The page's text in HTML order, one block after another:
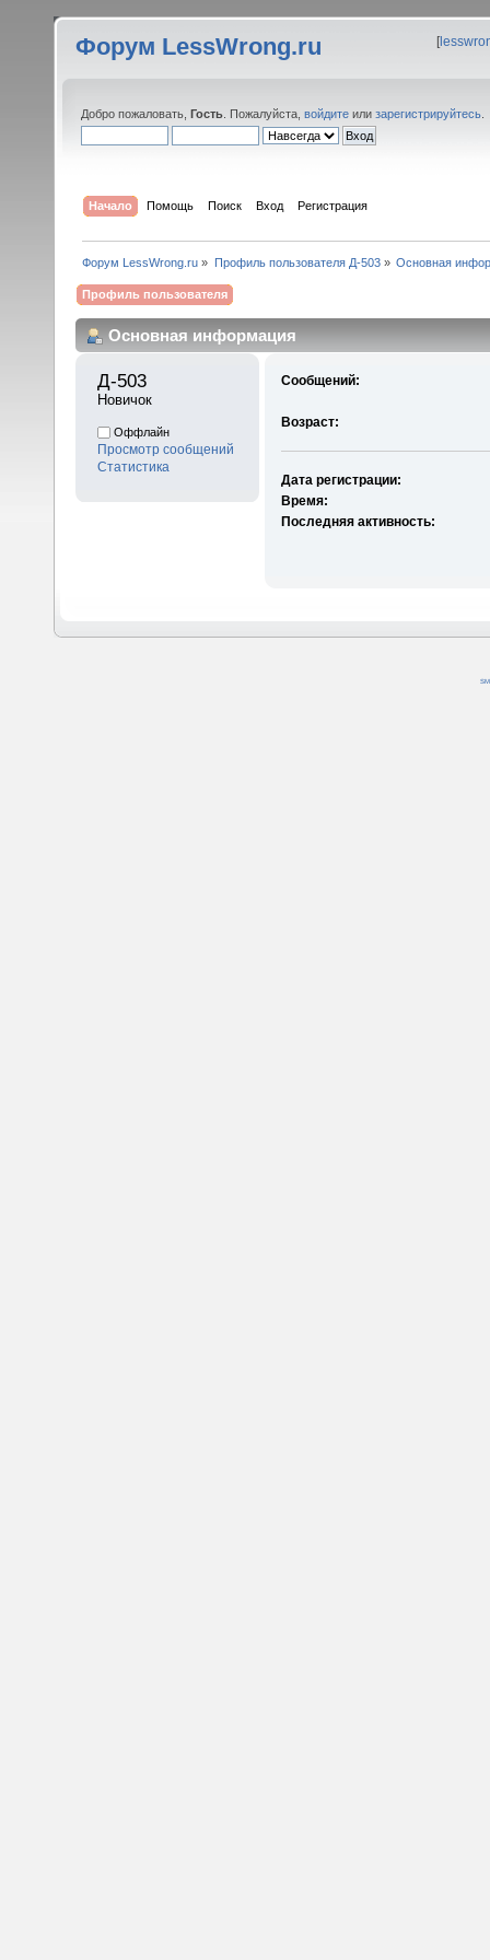
Форум LessWrong.ru [
Добро пожаловать, Гость . Пожалуйста, войдите или зарегистрируйтесь
Начало Помощь Поиск Вход Регистрация
Форум LessWrong.ru » Профиль пользователя Д-503» Основная
Профиль пользователя
Основная информация
Д-503
Новичок
Оффлайн
Просмотр сообщений
Статистика
Сообщений:
Возраст:
Дата регистрации:
Время:
Последняя активность: